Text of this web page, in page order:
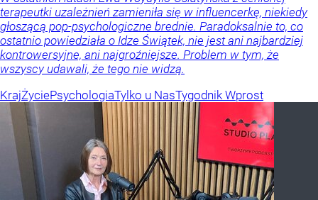
terapeutki uzależnień zamieniła się w influencerkę, niekiedy
głoszącą pop-psychologiczne brednie. Paradoksalnie to, co
ostatnio powiedziała o Idze Świątek, nie jest ani najbardziej
kontrowersyjne, ani najgroźniejsze. Problem w tym, że
wszyscy udawali, że tego nie widzą.
KrajŻyciePsychologiaTylko u NasTygodnik Wprost